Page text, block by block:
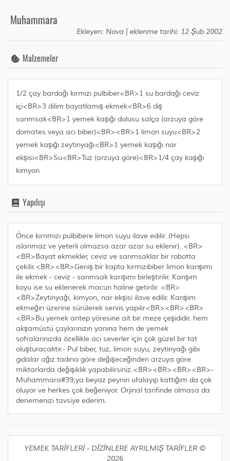
Muhammara
Ekleyen: Nova | eklenme tarihi: 12 Şub 2002
Malzemeler
1/2 çay bardağı kırmızı pulbiber<BR>1 su bardağı ceviz
içi<BR>3 dilim bayatlamış ekmek<BR>6 diş
sarımsak<BR>1 yemek kaşığı dolusu salça (arzuya göre
domates veya acı biber)<BR><BR>1 limon suyu<BR>2
yemek kaşığı zeytinyağı<BR>1 yemek kaşığı nar
ekşisi<BR>Su<BR>Tuz (arzuya göre)<BR>1/4 çay kaşığı
kimyon
Yapılışı
Önce kırnmızı pulbibere limon suyu ilave edilir. (Hepsi
ıslanmaz ve yeterli olmazsa azar azar su eklenir). <BR>
<BR>Bayat ekmekler, ceviz ve sarımsaklar bir robotta
çekilir.<BR><BR>Geniş bir kapta kırmızıbiber limon karışımı
ile ekmek - ceviz - sarımsak karışımı birleştirilir. Karışım
koyu ise su eklenerek macun haline getirilir. <BR>
<BR>Zeytinyağı, kimyon, nar ekşisi ilave edilir. Karışım
ekmeğin üzerine sürülerek servis yapılır<BR><BR><BR>
<BR>Bu yemek antep yöresine ait bir meze çeşididir. hem
akşamüstü çaylarınızın yanına hem de yemek
sofralarınızda özellikle acı severler için çok güzel bir tat
oluşturacaktır.- Pul biber, tuz, limon suyu, zeytinyağı gibi
gıdalar ağız tadına göre değişeceğinden arzuya göre
miktarlarda değişiklik yapabilirsiniz.<BR><BR><BR><BR>-
Muhammara#39;ya beyaz peyniri ufalayıp kattığım da çok
oluyor ve herkes çok beğeniyor. Orjinal tarifinde olmasa da
denemenizi tavsiye ederim.
YEMEK TARİFLERİ - DİZİNLERE AYRILMIŞ TARİFLER ©
2026